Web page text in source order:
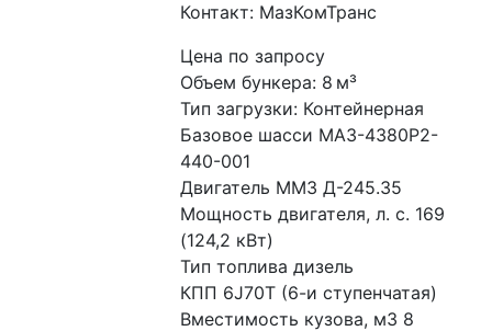
Контакт: МазКомТранс
Цена по запросу
Объем бункера: 8 м³
Тип загрузки: Контейнерная
Базовое шасси МАЗ-4380Р2-
440-001
Двигатель ММЗ Д-245.35
Мощность двигателя, л. с. 169
(124,2 кВт)
Тип топлива дизель
КПП 6J70Т (6-и ступенчатая)
Вместимость кузова, м3 8